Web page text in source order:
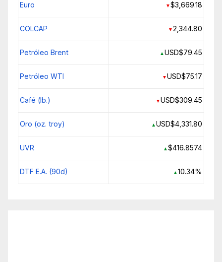
Euro ▼$3,669.18
COLCAP ▼2,344.80
Petróleo Brent ▲USD$79.45
Petróleo WTI ▼USD$75.17
Café (lb.) ▼USD$309.45
Oro (oz. troy) ▲USD$4,331.80
UVR ▲$416.8574
DTF E.A. (90d) ▲10.34%